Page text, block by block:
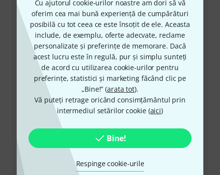
Cu ajutorul cookie-urilor noastre am dori să vă
oferim cea mai bună experiență de cumpărături
posibilă cu tot ceea ce este însoțit de ele. Aceasta
include, de exemplu, oferte adecvate, reclame
personalizate și preferințe de memorare. Dacă
acest lucru este în regulă, pur și simplu sunteți
de acord cu utilizarea cookie-urilor pentru
preferințe, statistici și marketing făcând clic pe
„Bine!” (arata tot).
Vă puteți retrage oricând consimțământul prin
intermediul setărilor cookie (aici)
Bine!
Respinge cookie-urile
+49-9546-9223-530
Personalul nostru de la service e aici pentru a vă ajuta
cu orice problemă
Pregătiți număr client
Ore de Program (CEST - Ora de vară
din Europa Centrală)
Solicită să fii contactat
Alte moduri de a ne contacta
Returnează produs